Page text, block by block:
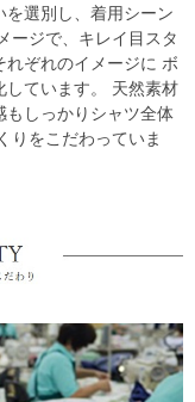
を選別し、着用シーン
ージで、キレイ目スタ
れぞれのイメージに ボ
しています。 天然素材
もしっかりシャツ全体
りをこだわっていま